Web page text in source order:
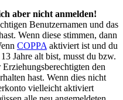
aber nicht anmelden!
Benutzernamen und das
Wenn diese stimmen, dann
COPPA aktiviert ist und du
Jahre alt bist, musst du bzw.
den
hast. Wenn dies nicht
vielleicht aktiviert